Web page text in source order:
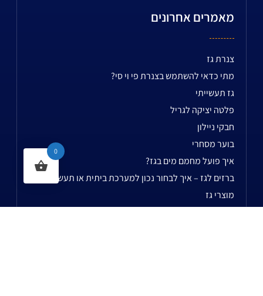
מאמרים אחרונים
צנרת גז
מתי כדאי להשתמש בצנרת פי וי סי?
גז תעשייתי
פלטה יציקה לגריל
חבקי ניילון
בוער מסחרי
איך פועל מחמם מים בגז?
ברזים לגז – איך לבחור נכון למערכת ביתית או תעשייתית
מוצרי גז
0